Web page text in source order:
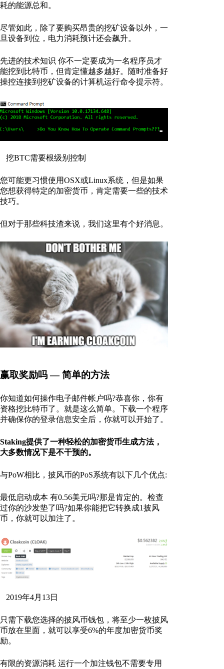
耗的能源总和。
尽管如此，除了要购买昂贵的挖矿设备以外，一
旦设备到位，电力消耗预计还会飙升。
先进的技术知识 你不一定要成为一名程序员才
能挖到比特币，但肯定懂越多越好。随时准备好
操控连接到挖矿设备的计算机运行命令提示符。
挖BTC需要根级别控制
您可能更习惯使用OSX或Linux系统，但是如果
您想获得特定的加密货币，肯定需要一些的技术
技巧。
但对于那些科技渣来说，我们这里有个好消息。
赢取奖励吗 — 简单的方法
你知道如何操作电子邮件帐户吗?恭喜你，你有
资格挖比特币了。就是这么简单。下载一个程序
并确保你的登录信息安全后，你就可以开始了。
Staking提供了一种轻松的加密货币生成方法，
大多数情况下是不干预的。
与PoW相比，披风币的PoS系统有以下几个优点:
最低启动成本 有0.56美元吗?那是肯定的。检查
过你的沙发垫了吗?如果你能把它转换成1披风
币，你就可以加注了。
2019年4月13日
只需下载您选择的披风币钱包，将至少一枚披风
币放在里面，就可以享受6%的年度加密货币奖
励。
有限的资源消耗 运行一个加注钱包不需要专用